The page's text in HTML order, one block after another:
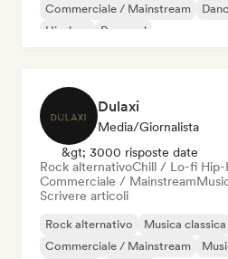
Commerciale / Mainstream
Hip-hop
Pop soul
Dulaxi
Media/Giornalista
&gt; 3000 risposte date
Rock alternativoChill / Lo-fi Hip-
Commerciale / Mainstream
Scrivere articoli
Rock alternativo
Musica classica
Commerciale / Mainstream